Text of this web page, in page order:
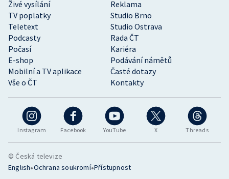
Instagram Facebook YouTube X Threads
Živé vysílání
Reklama
TV poplatky
Studio Brno
Teletext
Studio Ostrava
Podcasty
Rada ČT
Počasí
Kariéra
E-shop
Podávání námětů
Mobilní a TV aplikace
Časté dotazy
Vše o ČT
Kontakty
© Česká televize
English•Ochrana soukromí•Přístupnost